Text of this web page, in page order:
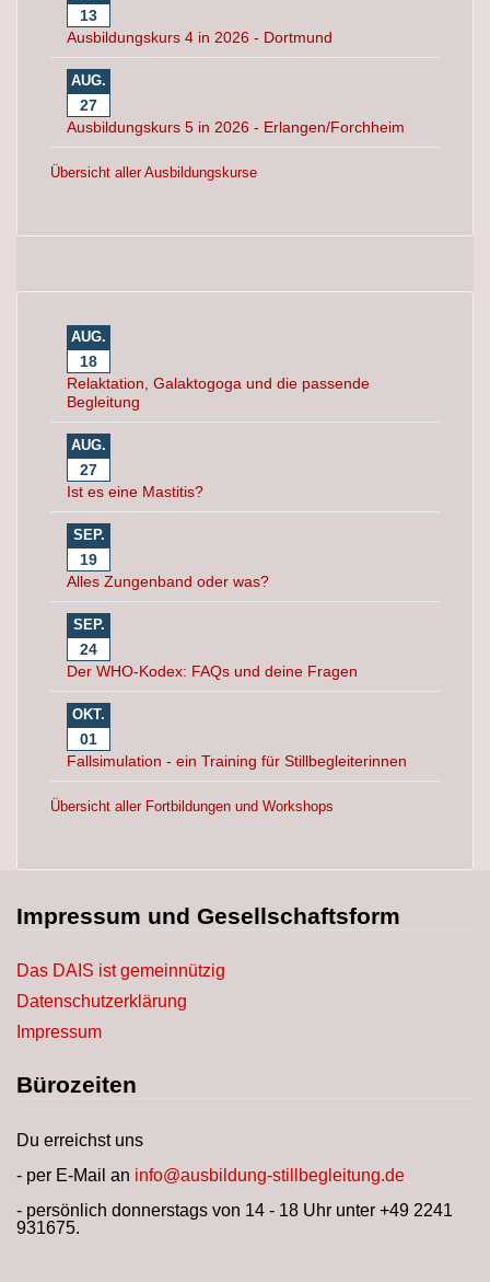
13
Ausbildungskurs 4 in 2026 - Dortmund
AUG.
27
Ausbildungskurs 5 in 2026 - Erlangen/Forchheim
Übersicht aller Ausbildungskurse
AUG.
18
Relaktation, Galaktogoga und die passende
Begleitung
AUG.
27
Ist es eine Mastitis?
SEP.
19
Alles Zungenband oder was?
SEP.
24
Der WHO-Kodex: FAQs und deine Fragen
OKT.
01
Fallsimulation - ein Training für Stillbegleiterinnen
Übersicht aller Fortbildungen und Workshops
Impressum und Gesellschaftsform
Das DAIS ist gemeinnützig
Datenschutzerklärung
Impressum
Bürozeiten
Du erreichst uns
- per E-Mail an info@ausbildung-stillbegleitung.de
- persönlich donnerstags von 14 - 18 Uhr unter +49 2241
931675.